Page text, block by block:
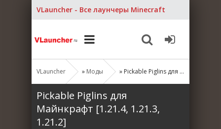
VLauncher - Все лаунчеры Minecraft
VLauncher » Моды » Pickable Piglins для Майнкрафт [1.21.4, 1.21.3, 1.21.2]
Pickable Piglins для
Майнкрафт [1.21.4, 1.21.3,
1.21.2]